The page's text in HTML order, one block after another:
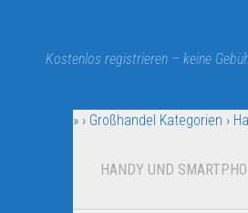
Kostenlos registrieren – keine
» › Großhandel Kategorien ›
HANDY UND